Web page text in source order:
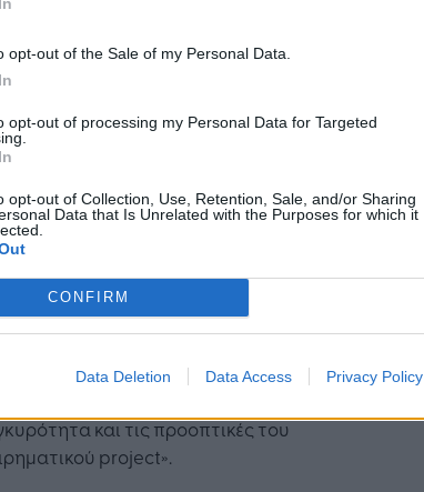
opt-out of the Sale of my Personal Data.
opt-out of processing my Personal Data for Targeted
opt-out of Collection, Use, Retention, Sale, and/or Sharing
Data that Is Unrelated with the Purposes for which it
CONFIRM
Data Deletion Data Access Privacy Policy
σχετικά με online υπηρεσίες, e-commerce,
economy, virtual/augmented reality, biotech,
παραδοσιακούς τομείς, όπως το agro-
και ο τουρισμός.
περίπτωση, σύμφωνα με τον ίδιο, η συμμετοχή
ιδέας σε ένα ανταγωνιστικό
». Όλοι οι συμμετέχοντες λαμβάνουν
για την ανάπτυξη της επιχειρηματικής
ιδέας, ιδιαίτερα στο business planning. Οι
κερδίζουν χρηματικά έπαθλα, δημοσιότητα,
σε Ελλάδα και ΗΠΑ. Φυσικά, «η επιτυχία στον
και τις προοπτικές του
project».